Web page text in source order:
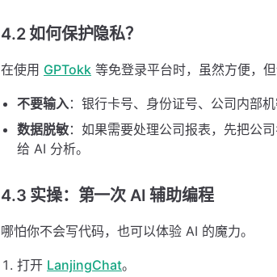
4.2 如何保护隐私？
在使用 GPTokk 等免登录平台时，虽然方便，但
不要输入：银行卡号、身份证号、公司内部机
数据脱敏：如果需要处理公司报表，先把公
给 AI 分析。
4.3 实操：第一次 AI 辅助编程
哪怕你不会写代码，也可以体验 AI 的魔力。
打开 LanjingChat。